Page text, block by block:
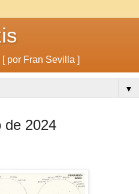
por Fran Sevilla ]
▼
de 2024